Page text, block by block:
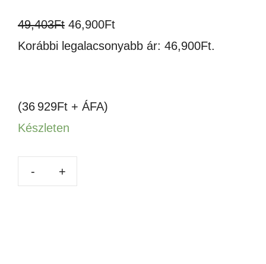
A4,
100db
49,403Ft Original
price
46,900FtCurrent
price
Korábbi legalacsonyabb ár: 46,900Ft.
(36 929Ft + ÁFA)
Készleten